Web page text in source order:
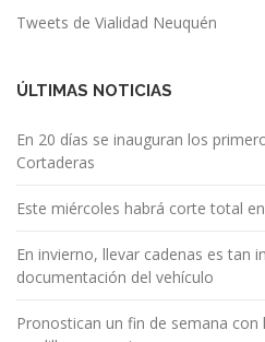
Tweets de Vialidad Neuquén
ÚLTIMAS NOTICIAS
En 20 días se inauguran los
Cortaderas
Este miércoles habrá corte total
En invierno, llevar cadenas es tan
documentación del vehículo
Pronostican un fin de semana con